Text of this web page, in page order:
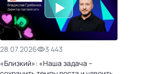
28.07.2026
3 443
«Близкий»: «Наша задача –